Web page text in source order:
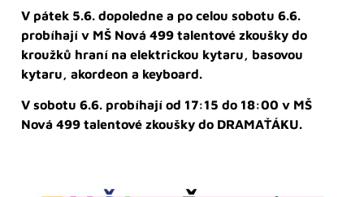
V pátek 5.6. dopoledne a po celou sobotu 6.6.
probíhají v MŠ Nová 499 talentové zkoušky do
kroužků hraní na elektrickou kytaru, basovou
kytaru, akordeon a keyboard.
V sobotu 6.6. probíhají od 17:15 do 18:00 v MŠ
Nová 499 talentové zkoušky do DRAMAŤÁKU.